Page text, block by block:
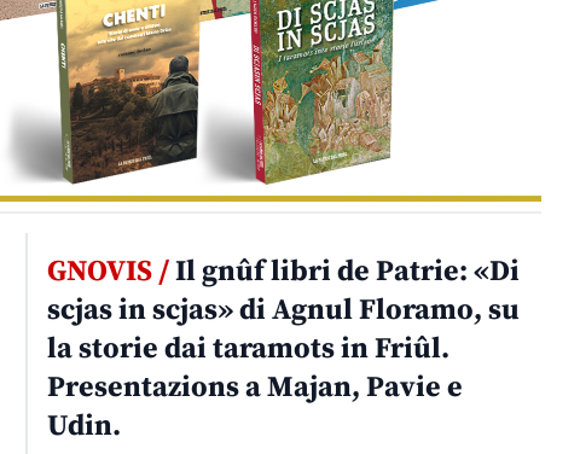
GNOVIS /Il gnûf libri de Patrie: «Di
scjas in scjas» di Agnul Floramo, su
la storie dai taramots in Friûl.
Presentazions a Majan, Pavie e
Udin.